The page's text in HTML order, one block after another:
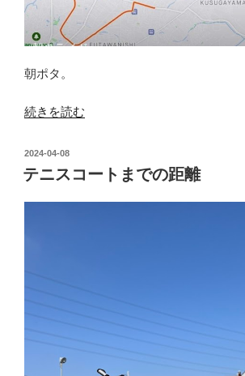
朝ポタ。
“ポ
_0004_20240414”
の
続きを読む
投
稿
日:
2024-04-08
テニスコートまでの距離